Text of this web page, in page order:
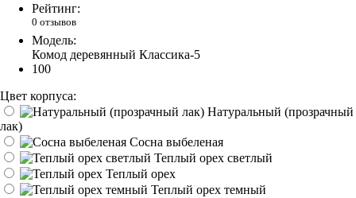
Рейтинг:
0 отзывов
Модель:
Комод деревянный Классика-5
100
Цвет корпуса:
Натуральный (прозрачный
лак)
Сосна выбеленая
Теплый орех светлый
Теплый орех
Теплый орех темный